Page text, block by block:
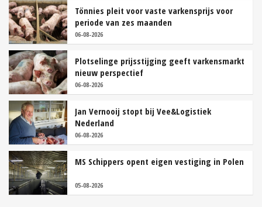
Tönnies pleit voor vaste varkensprijs voor
periode van zes maanden
06-08-2026
Plotselinge prijsstijging geeft varkensmarkt
nieuw perspectief
06-08-2026
Jan Vernooij stopt bij Vee&Logistiek
Nederland
06-08-2026
MS Schippers opent eigen vestiging in Polen
05-08-2026